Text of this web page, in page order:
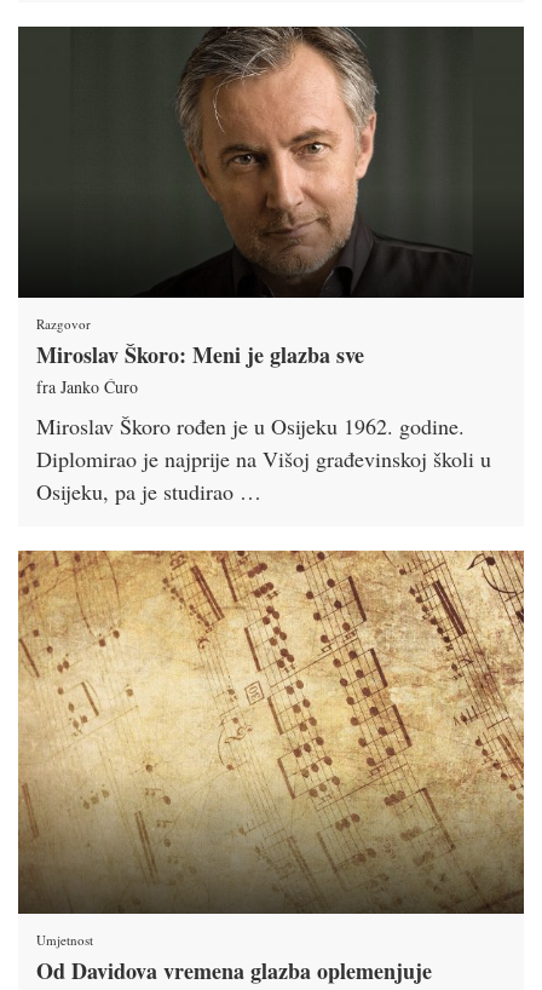
Razgovor
Miroslav Škoro: Meni je glazba sve
fra Janko Ćuro
Miroslav Škoro rođen je u Osijeku 1962. godine.
Diplomirao je najprije na Višoj građevinskoj školi u
Osijeku, pa je studirao …
Umjetnost
Od Davidova vremena glazba oplemenjuje